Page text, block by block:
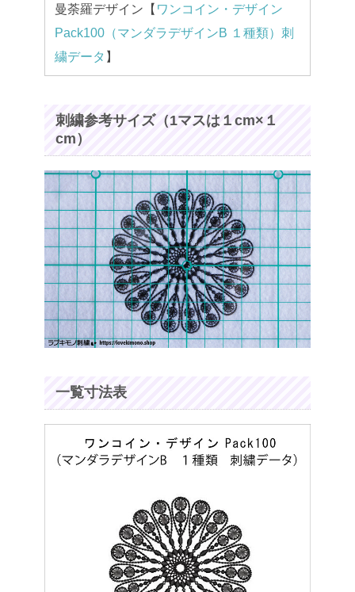
曼荼羅デザイン【 ワンコイン・デザイン
Pack100（マンダラデザインB １種類）刺
繍データ 】
刺繍参考サイズ（1マスは１cm×１
cm）
一覧寸法表